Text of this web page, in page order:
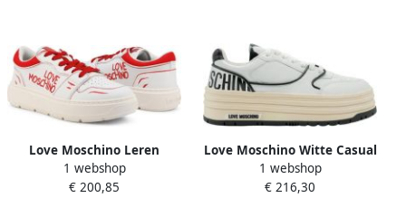
Love Moschino Leren
Sneakers voor Dames Lente
Zomer Collectie Black
1 webshop
€ 200,85
Love Moschino Witte Casual
Sneakers voor Vrouwen Wit
Dames
1 webshop
€ 216,30